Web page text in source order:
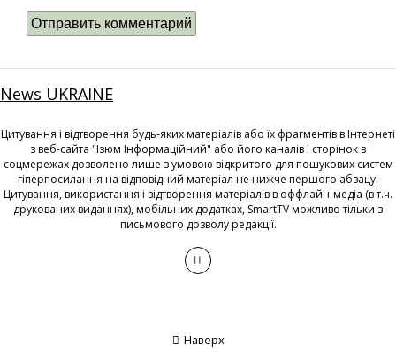
News UKRAINE
Цитування і відтворення будь-яких матеріалів або їх фрагментів в Інтернеті
з веб-сайта "Ізюм Інформаційний" або його каналів і сторінок в
соцмережах дозволено лише з умовою відкритого для пошукових систем
гіперпосилання на відповідний матеріал не нижче першого абзацу.
Цитування, використання і відтворення матеріалів в оффлайн-медіа (в т.ч.
друкованих виданнях), мобільних додатках, SmartTV можливо тільки з
письмового дозволу редакції.
Наверх